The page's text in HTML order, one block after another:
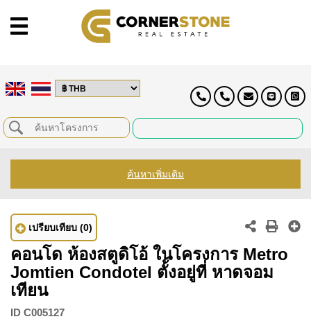
ค้นหาเพิ่มเติม
เปรียบเทียบ (0)
คอนโด ห้องสตูดิโอ้ ในโครงการ Metro
Jomtien Condotel ตั้งอยู่ที่ หาดจอม
เทียน
ID C005127